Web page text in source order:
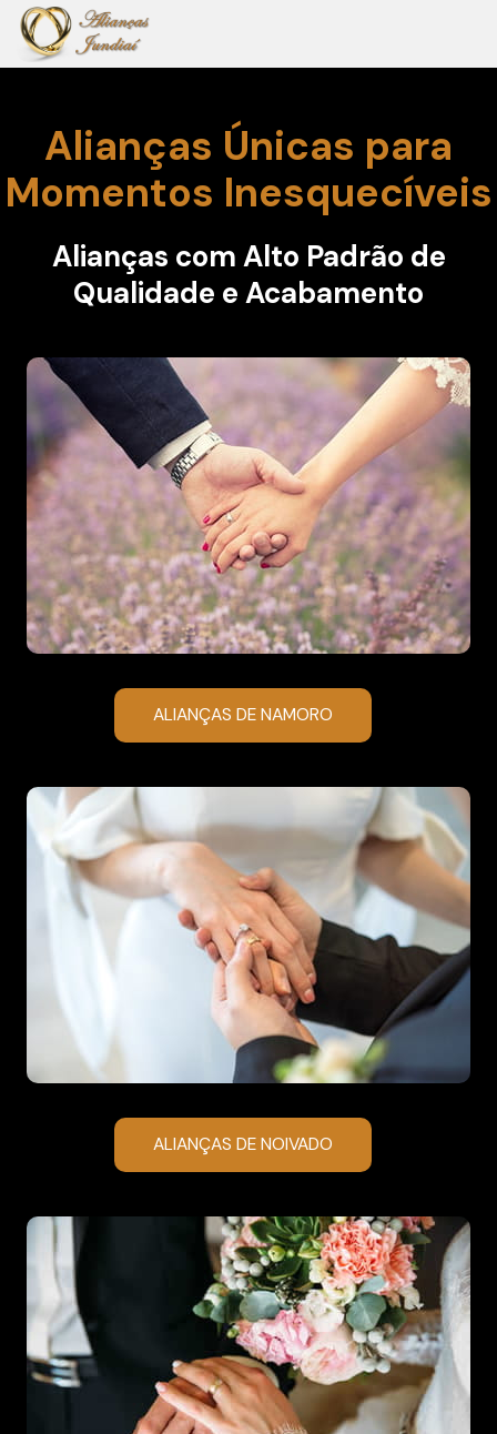
Alianças Únicas para
Momentos Inesquecíveis
Alianças com Alto Padrão de
Qualidade e Acabamento
ALIANÇAS DE NAMORO
ALIANÇAS DE NOIVADO